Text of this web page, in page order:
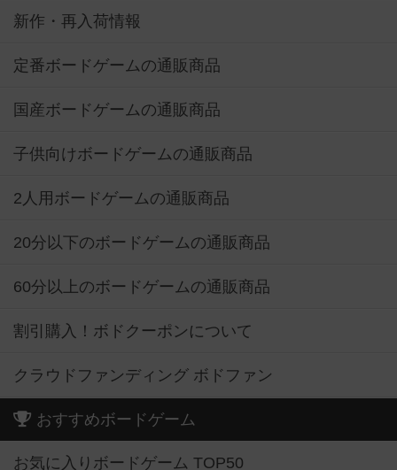
新作・再入荷情報
定番ボードゲームの通販商品
国産ボードゲームの通販商品
子供向けボードゲームの通販商品
2人用ボードゲームの通販商品
20分以下のボードゲームの通販商品
60分以上のボードゲームの通販商品
割引購入！ボドクーポンについて
クラウドファンディング ボドファン
おすすめボードゲーム
お気に入りボードゲーム TOP50